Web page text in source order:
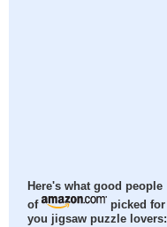
Here's what good people
of
picked for
you jigsaw puzzle lovers: